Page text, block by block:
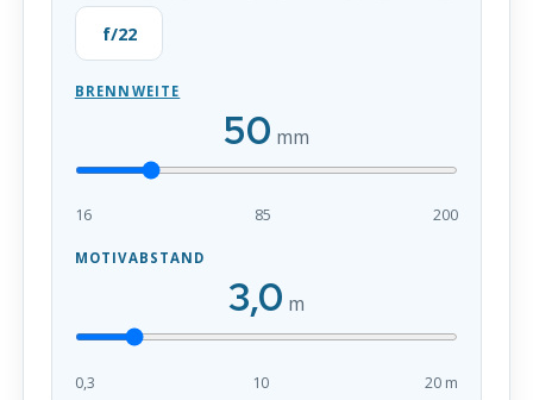
f/22
BRENNWEITE
50 mm
16 85 200
MOTIVABSTAND
3,0 m
0,3 10 20 m